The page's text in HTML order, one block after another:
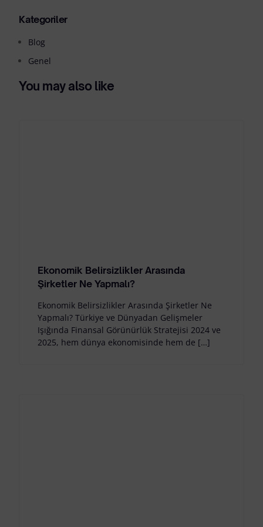
Kategoriler
Blog
Genel
You may also like
Ekonomik Belirsizlikler Arasında
Şirketler Ne Yapmalı?
Ekonomik Belirsizlikler Arasında Şirketler Ne
Yapmalı? Türkiye ve Dünyadan Gelişmeler
Işığında Finansal Görünürlük Stratejisi 2024 ve
2025, hem dünya ekonomisinde hem de […]